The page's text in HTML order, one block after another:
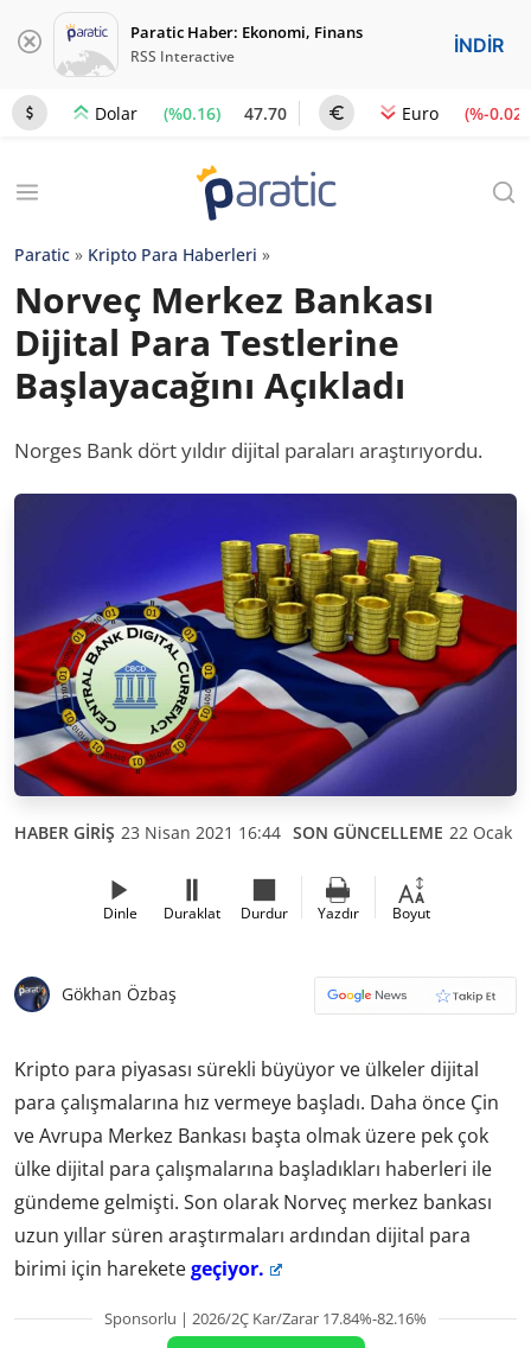
Paratic Haber: Ekonomi, Finans
RSS Interactive İNDİR
Dolar (%0.16) 47.70 Euro (%-0.02)
Paratic » Kripto Para Haberleri »
Norveç Merkez Bankası
Dijital Para Testlerine
Başlayacağını Açıkladı
Norges Bank dört yıldır dijital paraları araştırıyordu.
HABER GİRİŞ 23 Nisan 2021 16:44 SON GÜNCELLEME 22 Ocak
Dinle Duraklat Durdur Yazdır Boyut
Gökhan Özbaş
Kripto para piyasası sürekli büyüyor ve ülkeler dijital
para çalışmalarına hız vermeye başladı. Daha önce Çin
ve Avrupa Merkez Bankası başta olmak üzere pek çok
ülke dijital para çalışmalarına başladıkları haberleri ile
gündeme gelmişti. Son olarak Norveç merkez bankası
uzun yıllar süren araştırmaları ardından dijital para
birimi için hareketegeçiyor.
Sponsorlu | 2026/2Ç Kar/Zarar 17.84%-82.16%